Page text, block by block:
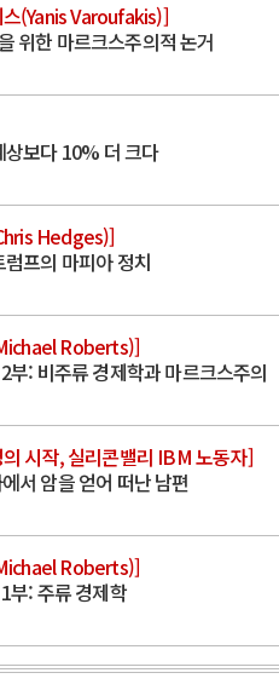
(Yanis Varoufakis)]
위한 마르크스주의적 논거
보다 10% 더 크다
Hedges)]
프의 마피아 정치
Roberts)]
부: 비주류 경제학과 마르크스주의
시작, 실리콘밸리 IBM 노동자]
서 암을 얻어 떠난 남편
Roberts)]
부: 주류 경제학